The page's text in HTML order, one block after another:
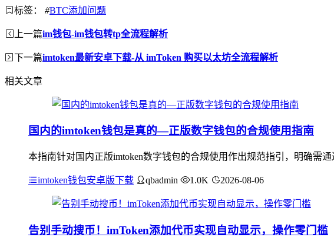
标签： #BTC添加问题
上一篇im钱包-im钱包转tp全流程解析
下一篇imtoken最新安卓下载-从 imToken 购买以太坊全流程解析
相关文章
国内的imtoken钱包是真的—正版数字钱包的合规使用指南
本指南针对国内正版imtoken数字钱包的合规使用作出规范指引，明确需
imtoken钱包安卓版下载 qbadmin 1.0K 2026-08-06
告别手动搜币！imToken添加代币实现自动显示，操作零门槛